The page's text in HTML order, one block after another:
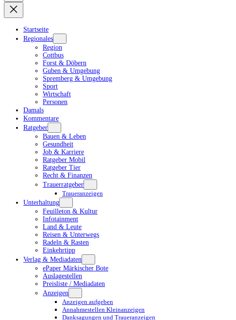
Startseite
Regionales
Region
Cottbus
Forst & Döbern
Guben & Umgebung
Spremberg & Umgebung
Sport
Wirtschaft
Personen
Damals
Kommentare
Ratgeber
Bauen & Leben
Gesundheit
Job & Karriere
Ratgeber Mobil
Ratgeber Tier
Recht & Finanzen
Trauerratgeber
Traueranzeigen
Unterhaltung
Feuilleton & Kultur
Infotainment
Land & Leute
Reisen & Unterwegs
Radeln & Rasten
Einkehrtipp
Verlag & Mediadaten
ePaper Märkischer Bote
Auslagestellen
Preisliste / Mediadaten
Anzeigen
Anzeigen aufgeben
Annahmestellen Kleinanzeigen
Danksagungen und Traueranzeigen